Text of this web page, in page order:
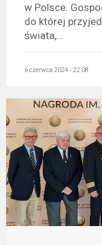
w Polsce.
do której
świata,...
6 czerwca 2024 - 22:08